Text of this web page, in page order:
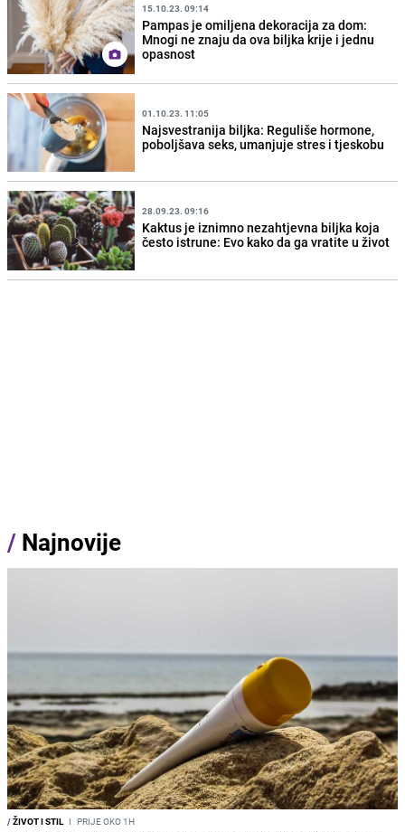
15.10.23. 09:14
Pampas je omiljena dekoracija za dom:
Mnogi ne znaju da ova biljka krije i jednu
opasnost
01.10.23. 11:05
Najsvestranija biljka: Reguliše hormone,
poboljšava seks, umanjuje stres i tjeskobu
28.09.23. 09:16
Kaktus je iznimno nezahtjevna biljka koja
često istrune: Evo kako da ga vratite u život
/ Najnovije
/ŽIVOT I STIL I PRIJE OKO 1H